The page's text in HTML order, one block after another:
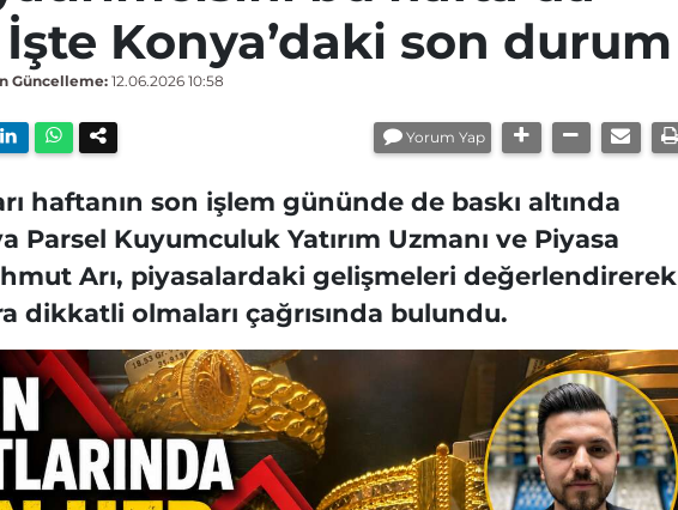
Konya’daki son durum
Güncelleme:12.06.2026 10:58
Yorum Yap
haftanın son işlem gününde de baskı altında
Parsel Kuyumculuk Yatırım Uzmanı ve Piyasa
Arı, piyasalardaki gelişmeleri değerlendirerek
dikkatli olmaları çağrısında bulundu.